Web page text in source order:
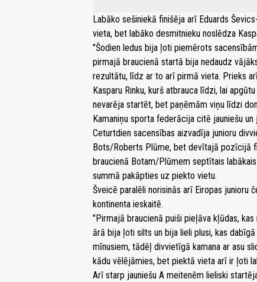
Labāko sešiniekā finišēja arī Eduards
vieta, bet labāko desmitnieku noslēdza
"Šodien ledus bija ļoti piemērots
pirmajā braucienā startā bija nedaudz
rezultātu, līdz ar to arī pirmā vieta. Prieks
Kasparu Rinku, kurš atbrauca līdzi, lai
nevarēja startēt, bet paņēmām viņu līdzi
Kamaniņu sporta federācija citē jauniešu
Ceturtdien sacensības aizvadīja junioru
Bots/Roberts Plūme, bet devītajā pozīcijā
braucienā Botam/Plūmem septītais
summā pakāpties uz piekto vietu.
Šveicē paralēli norisinās arī Eiropas
kontinenta ieskaitē.
"Pirmajā braucienā puiši pieļāva kļūdas,
ārā bija ļoti silts un bija lieli plusi, kas
mīnusiem, tādēļ divvietīgā kamana ar asu
kādu vēlējāmies, bet piektā vieta arī ir ļoti
Arī starp jauniešu A meitenēm lieliski